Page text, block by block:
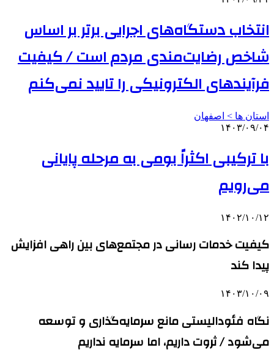
انتخاب دستگاه‌های اجرایی برتر بر اساس
شاخص‌ رضایت‌مندی مردم است / کیفیت
فرآیندهای الکترونیکی را تایید نمی‌کنم
استان ها > اصفهان
۱۴۰۳/۰۹/۰۴
با ترکیبی اکثراً بومی به مرحله پایانی
می‌رویم
۱۴۰۲/۱۰/۱۲
کیفیت خدمات رسانی در مجتمع‌های بین راهی افزایش
پیدا کند
۱۴۰۳/۱۰/۰۹
نگاه فئودالیستی مانع سرمایه‌گذاری و توسعه
می‌شود / ثروت داریم، اما سرمایه نداریم